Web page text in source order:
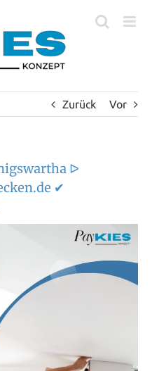
Zurück Vor
ᐅ
✔